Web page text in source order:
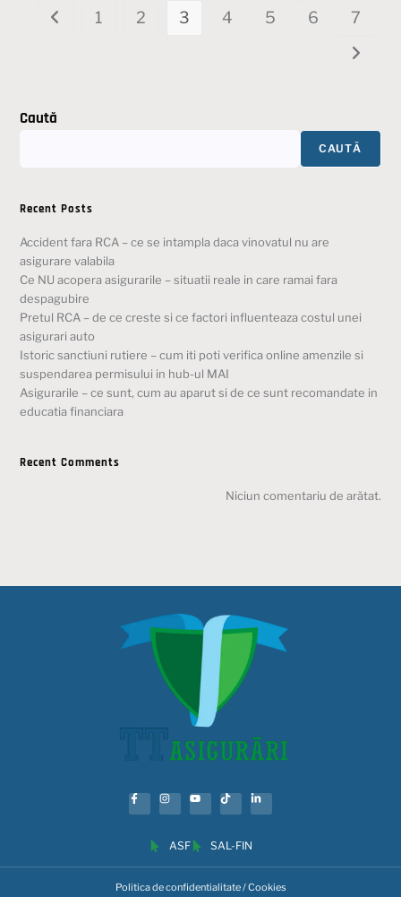
1 2 3 4 5 6 7
Caută
CAUTĂ
Recent Posts
Accident fara RCA – ce se intampla daca vinovatul nu are
asigurare valabila
Ce NU acopera asigurarile – situatii reale in care ramai fara
despagubire
Pretul RCA – de ce creste si ce factori influenteaza costul unei
asigurari auto
Istoric sanctiuni rutiere – cum iti poti verifica online amenzile si
suspendarea permisului in hub-ul MAI
Asigurarile – ce sunt, cum au aparut si de ce sunt recomandate in
educatia financiara
Recent Comments
Niciun comentariu de arătat.
ASF SAL-FIN
Politica de confidentialitate / Cookies